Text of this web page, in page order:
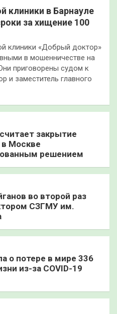
клиники в Барнауле
за хищение 100
клиники «Добрый доктор»
в мошенничестве на
приговорены судом к
и заместитель главного
закрытие
Москве
решением
во второй раз
СЗГМУ им.
о потере в мире 336
из-за COVID-19